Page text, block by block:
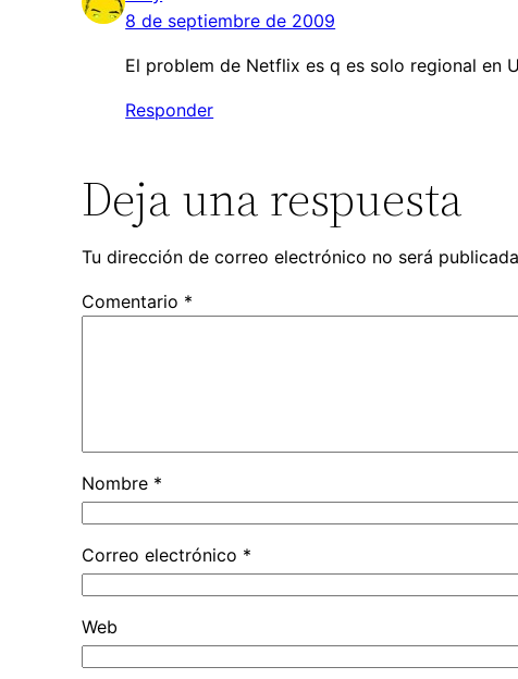
8 de septiembre de 2009
El problem de Netflix es q es solo regional en
Responder
Deja una respuesta
Tu dirección de correo electrónico no será
Comentario *
Nombre *
Correo electrónico *
Web